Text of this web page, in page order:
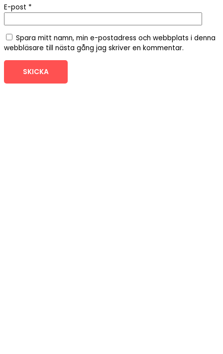
E-post *
Spara mitt namn, min e-postadress och webbplats i denna
webbläsare till nästa gång jag skriver en kommentar.